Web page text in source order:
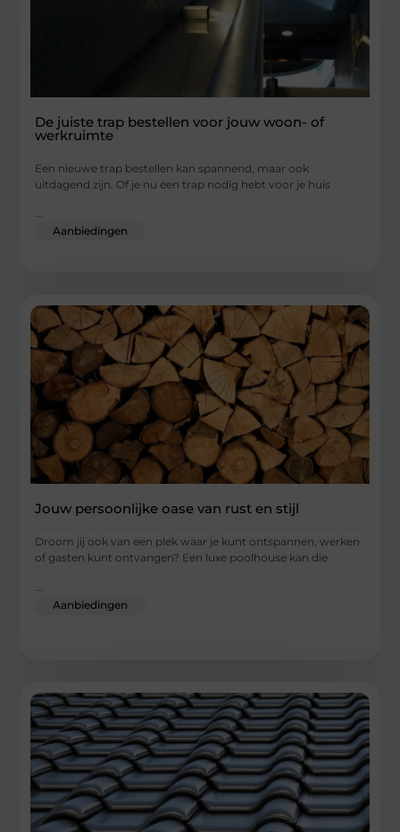
De juiste trap bestellen voor jouw woon- of
werkruimte
Een nieuwe trap bestellen kan spannend, maar ook
uitdagend zijn. Of je nu een trap nodig hebt voor je huis
...
Aanbiedingen
Jouw persoonlijke oase van rust en stijl
Droom jij ook van een plek waar je kunt ontspannen, werken
of gasten kunt ontvangen? Een luxe poolhouse kan die
Aanbiedingen